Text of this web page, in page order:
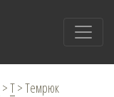
>Т>Темрюк